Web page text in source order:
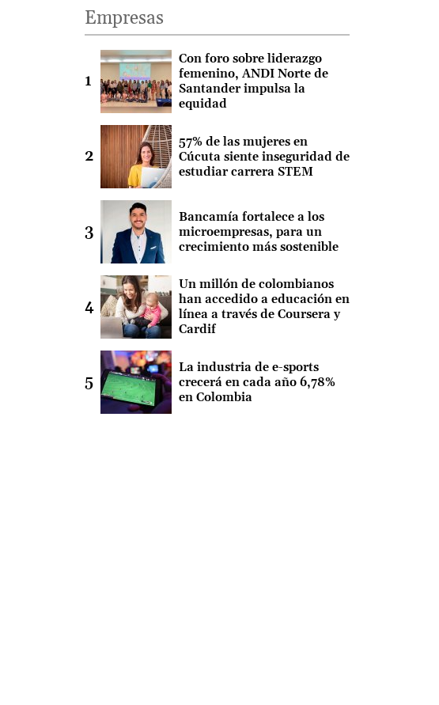
Empresas
Con foro sobre liderazgo
femenino, ANDI Norte de
Santander impulsa la
equidad
57% de las mujeres en
Cúcuta siente inseguridad de
estudiar carrera STEM
Bancamía fortalece a los
microempresas, para un
crecimiento más sostenible
Un millón de colombianos
han accedido a educación en
línea a través de Coursera y
Cardif
La industria de e-sports
crecerá en cada año 6,78%
en Colombia